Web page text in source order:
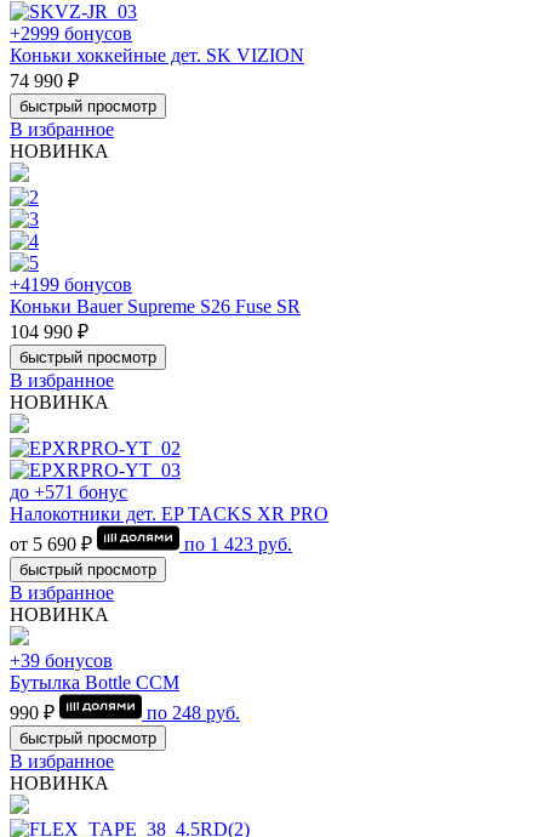
+2999 бонусов
Коньки хоккейные дет. SK VIZION
74 990 ₽
быстрый просмотр
В избранное
НОВИНКА
+4199 бонусов
Коньки Bauer Supreme S26 Fuse SR
104 990 ₽
быстрый просмотр
В избранное
НОВИНКА
до +571 бонус
Налокотники дет. EP TACKS XR PRO
от 5 690 ₽
по 1 423 руб.
быстрый просмотр
В избранное
НОВИНКА
+39 бонусов
Бутылка Bottle CCM
990 ₽
по 248 руб.
быстрый просмотр
В избранное
НОВИНКА